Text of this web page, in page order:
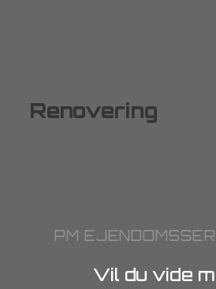
Renovering
PM
Vil du vide